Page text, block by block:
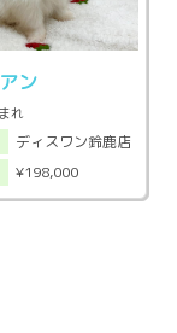
ン
れ
ディスワン鈴鹿店
¥198,000